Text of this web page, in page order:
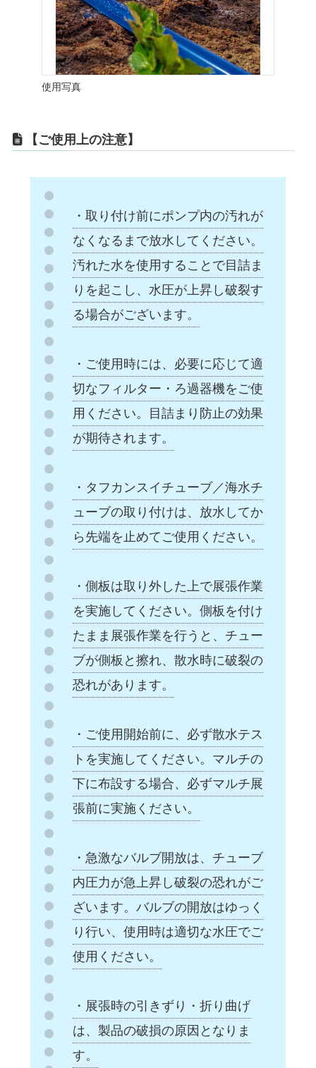
使用写真
【ご使用上の注意】
・取り付け前にポンプ内の汚れが
なくなるまで放水してください。
汚れた水を使用することで目詰ま
りを起こし、水圧が上昇し破裂す
る場合がございます。
・ご使用時には、必要に応じて適
切なフィルター・ろ過器機をご使
用ください。目詰まり防止の効果
が期待されます。
・タフカンスイチューブ／海水チ
ューブの取り付けは、放水してか
ら先端を止めてご使用ください。
・側板は取り外した上で展張作業
を実施してください。側板を付け
たまま展張作業を行うと、チュー
ブが側板と擦れ、散水時に破裂の
恐れがあります。
・ご使用開始前に、必ず散水テス
トを実施してください。マルチの
下に布設する場合、必ずマルチ展
張前に実施ください。
・急激なバルブ開放は、チューブ
内圧力が急上昇し破裂の恐れがご
ざいます。バルブの開放はゆっく
り行い、使用時は適切な水圧でご
使用ください。
・展張時の引きずり・折り曲げ
は、製品の破損の原因となりま
す。